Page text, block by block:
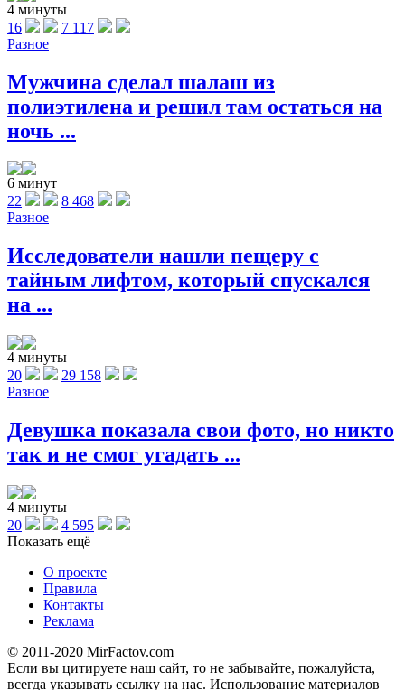
4 минуты
16
7 117
Разное
Мужчина сделал шалаш из
полиэтилена и решил там остаться на
ночь ...
6 минут
22
8 468
Разное
Исследователи нашли пещеру с
тайным лифтом, который спускался
на ...
4 минуты
20
29 158
Разное
Девушка показала свои фото, но никто
так и не смог угадать ...
4 минуты
20
4 595
Показать ещё
О проекте
Правила
Контакты
Реклама
© 2011-2020 MirFactov.com
Если вы цитируете наш сайт, то не забывайте, пожалуйста,
всегда указывать ссылку на нас. Использование материалов